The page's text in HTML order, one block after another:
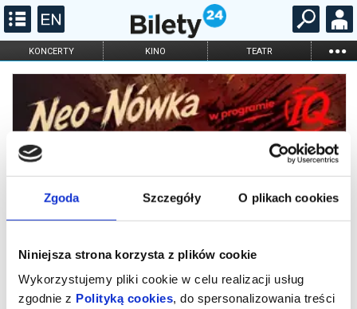
Zgoda Szczegóły O plikach cookies
Niniejsza strona korzysta z plików cookie
Wykorzystujemy pliki cookie w celu realizacji usług
zgodnie z Polityką cookies, do spersonalizowania treści
KONCERTY KINO TEATR ...
FILHARMONIA OPERA I BALET
STAND-UP
DLA DZIECI
ONLINE KARNETY
Kabaret Neo-Nówka - nowy program "IQ"